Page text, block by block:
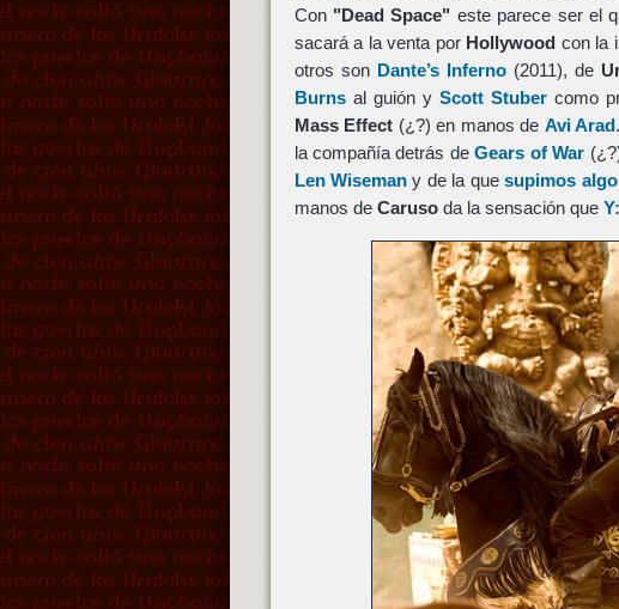
Con "Dead Space" este parece ser el
sacará a la venta por Hollywood con la
otros son Dante’s Inferno(2011), de
Burnsal guión y Scott Stubercomo
Mass Effect (¿?) en manos de Avi Arad
la compañía detrás deGears of War
Len Wiseman y de la quesupimos
manos de Carusoda la sensación que